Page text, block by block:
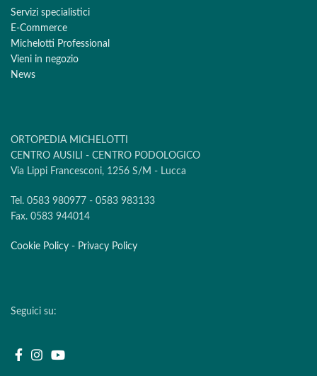
Servizi specialistici
E-Commerce
Michelotti Professional
Vieni in negozio
News
ORTOPEDIA MICHELOTTI
CENTRO AUSILI - CENTRO PODOLOGICO
Via Lippi Francesconi, 1256 S/M - Lucca
Tel. 0583 980977 - 0583 983133
Fax. 0583 944014
Cookie Policy - Privacy Policy
Seguici su: